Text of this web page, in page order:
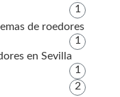
1
de roedores
1
en Sevilla
1
2